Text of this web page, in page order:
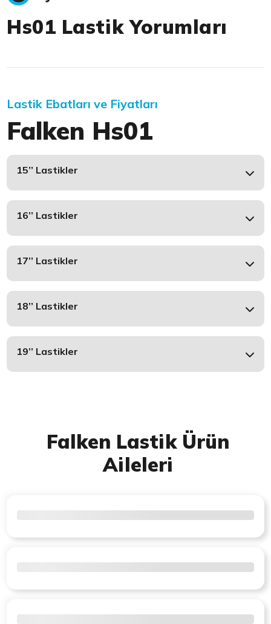
Hs01 Lastik Yorumları
Lastik Ebatları ve Fiyatları
Falken Hs01
15’’ Lastikler
16’’ Lastikler
17’’ Lastikler
18’’ Lastikler
19’’ Lastikler
Falken Lastik Ürün
Aileleri